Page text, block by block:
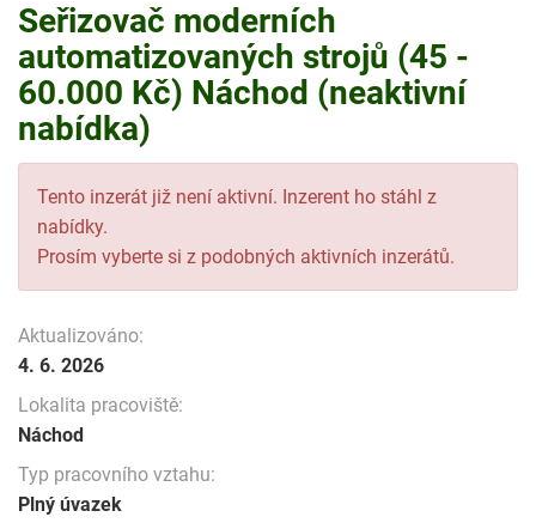
Seřizovač moderních
automatizovaných strojů (45 -
60.000 Kč) Náchod (neaktivní
nabídka)
Tento inzerát již není aktivní. Inzerent ho stáhl z
nabídky.
Prosím vyberte si z podobných aktivních inzerátů.
Aktualizováno:
4. 6. 2026
Lokalita pracoviště:
Náchod
Typ pracovního vztahu:
Plný úvazek